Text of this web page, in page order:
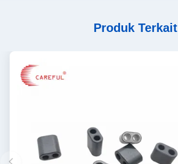
Produk Terkait